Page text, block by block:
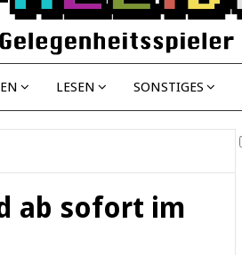
LESEN SONSTIGES
ab sofort im